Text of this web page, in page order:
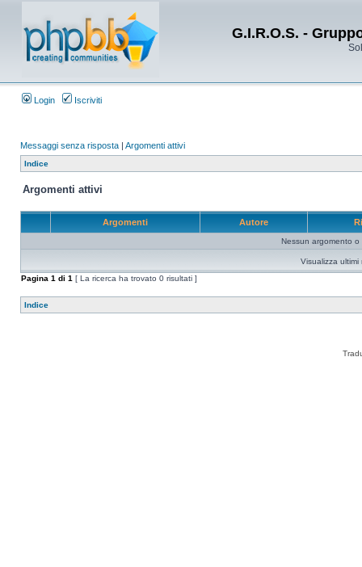
G.I.R.O.S. -
Login Iscriviti
Messaggi senza risposta | Argomenti attivi
Indice
Argomenti attivi
Argomenti Autore
Nessun argomento o
Visualizza ultimi
Pagina 1 di 1 [ La ricerca ha trovato 0 risultati ]
Indice